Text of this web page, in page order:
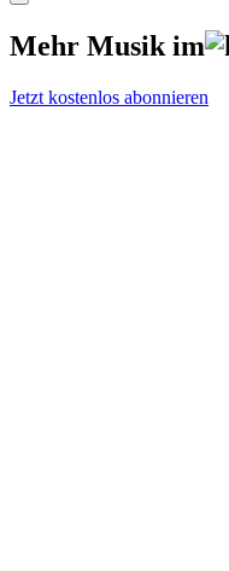
Mehr Musik im
Jetzt kostenlos abonnieren